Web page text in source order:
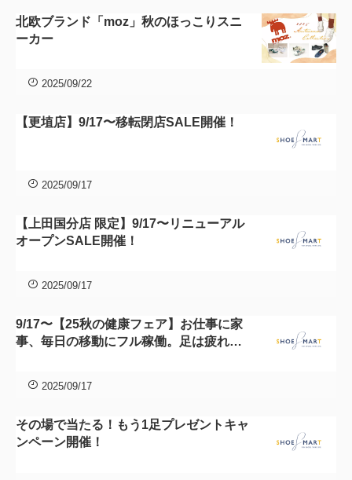
北欧ブランド「moz」秋のほっこりスニ
ーカー
2025/09/22
【更埴店】9/17〜移転閉店SALE開催！
2025/09/17
【上田国分店 限定】9/17〜リニューアル
オープンSALE開催！
2025/09/17
9/17〜【25秋の健康フェア】お仕事に家
事、毎日の移動にフル稼働。足は疲れて
2025/09/17
その場で当たる！もう1足プレゼントキャ
ンペーン開催！